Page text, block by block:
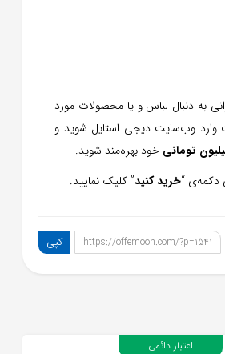
به دنبال لباس و یا محصولات مورد
وارد وب‌سایت دیجی استایل شوید و
تومانی خود بهره‌مند شوید.
دکمه‌ی “خرید کنید” کلیک نمایید.
https://offemoon.com/?p=1541 کپی
اعتبار دائمی